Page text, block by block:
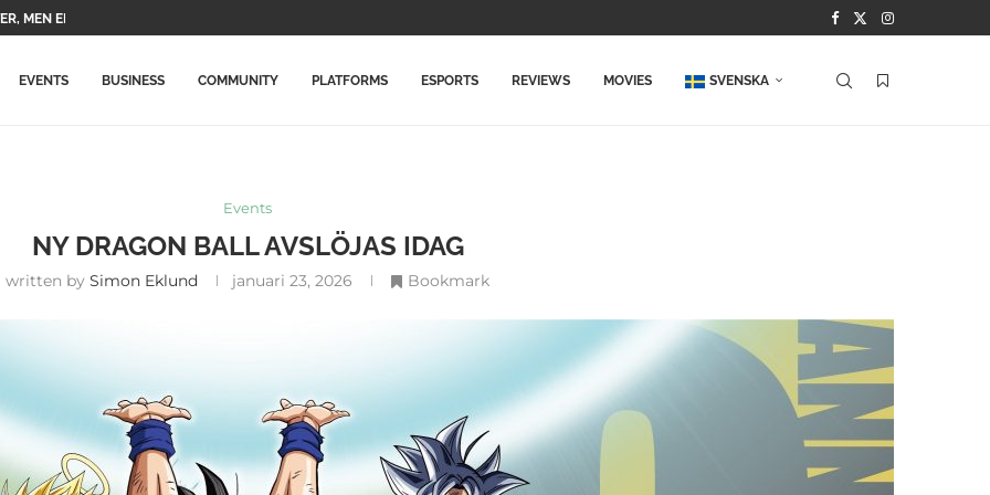
MEN EN UPPFÖLJARE...
EVENTS BUSINESS COMMUNITY PLATFORMS ESPORTS REVIEWS MOVIES SVENSKA
Events
NY DRAGON BALL AVSLÖJAS IDAG
written by Simon Eklund januari 23, 2026 Bookmark